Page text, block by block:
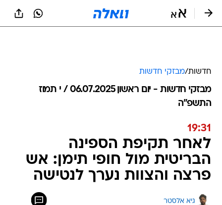
חדשות/מבזקי חדשות
מבזקי חדשות - יום ראשון 06.07.2025 / י תמוז
התשפ"ה
19:31
לאחר תקיפת הספינה
הבריטית מול חופי תימן: אש
פרצה והצוות נערך לנטישה
גיא אלסטר